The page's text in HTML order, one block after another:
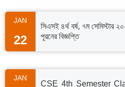
JAN
22
সিএসই ৪র্থ বর্ষ, ৭ম সেমিস্টার
পূরনের বিজ্ঞপ্তি
JAN
CSE 4th Semester